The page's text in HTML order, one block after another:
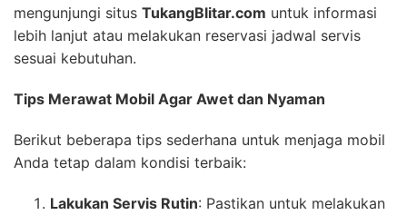
mengunjungi situs TukangBlitar.com untuk informasi
lebih lanjut atau melakukan reservasi jadwal servis
sesuai kebutuhan.
Tips Merawat Mobil Agar Awet dan Nyaman
Berikut beberapa tips sederhana untuk menjaga mobil
Anda tetap dalam kondisi terbaik:
Lakukan Servis Rutin: Pastikan untuk melakukan